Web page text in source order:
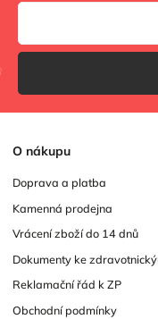
O nákupu
Doprava a platba
Kamenná prodejna
Vrácení zboží do 14 dnů
Dokumenty ke
Reklamační řád k ZP
Obchodní podmínky